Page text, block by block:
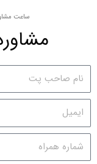
ساعت مشاوره در